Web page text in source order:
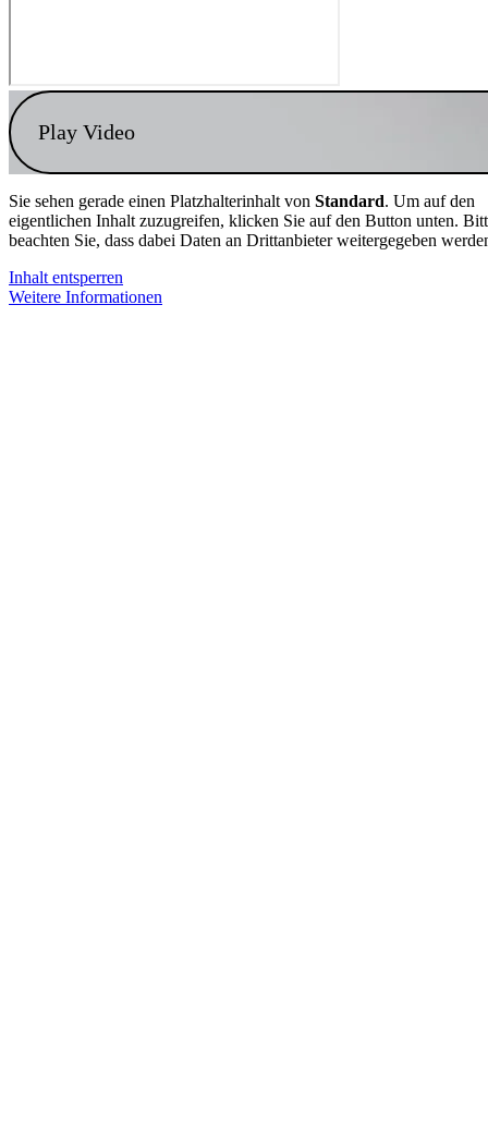
Play Video
Sie sehen gerade einen Platzhalterinhalt von Standard. Um auf den
eigentlichen Inhalt zuzugreifen, klicken Sie auf den Button unten.
beachten Sie, dass dabei Daten an Drittanbieter weitergegeben
Inhalt entsperren
Weitere Informationen